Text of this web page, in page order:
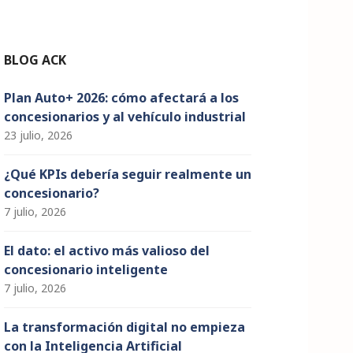
BLOG ACK
Plan Auto+ 2026: cómo afectará a los
concesionarios y al vehículo industrial
23 julio, 2026
¿Qué KPIs debería seguir realmente un
concesionario?
7 julio, 2026
El dato: el activo más valioso del
concesionario inteligente
7 julio, 2026
La transformación digital no empieza
con la Inteligencia Artificial